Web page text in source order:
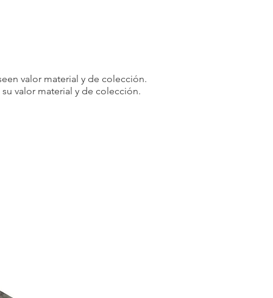
valor material y de colección.
valor material y de colección.